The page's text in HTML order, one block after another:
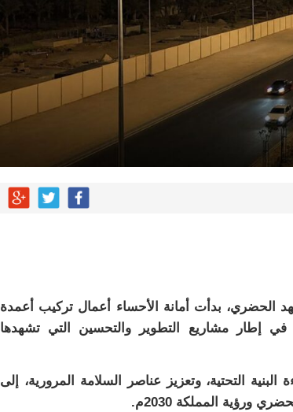
بدأت أمانة الأحساء أعمال تركيب أعمدة
في إطار مشاريع التطوير والتحسين التي تشهدها
التحتية، وتعزيز عناصر السلامة المرورية، إلى
المملكة 2030م.